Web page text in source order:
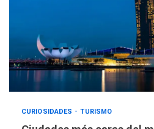
CURIOSIDADES TURISMOÚLTIMA HORA